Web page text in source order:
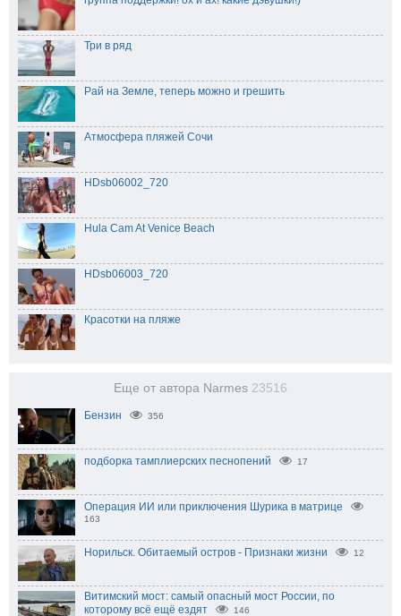
Три в ряд
Рай на Земле, теперь можно и грешить
Атмосфера пляжей Сочи
HDsb06002_720
Hula Cam At Venice Beach
HDsb06003_720
Красотки на пляже
Еще от автора Narmes 23516
Бензин 356
подборка тамплиерских песнопений 17
Операция ИИ или приключения Шурика в матрице
163
Норильск. Обитаемый остров - Признаки жизни 12
Витимский мост: самый опасный мост России, по
которому всё ещё ездят
146